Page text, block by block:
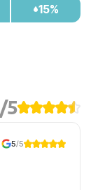
15%
/5
5/5